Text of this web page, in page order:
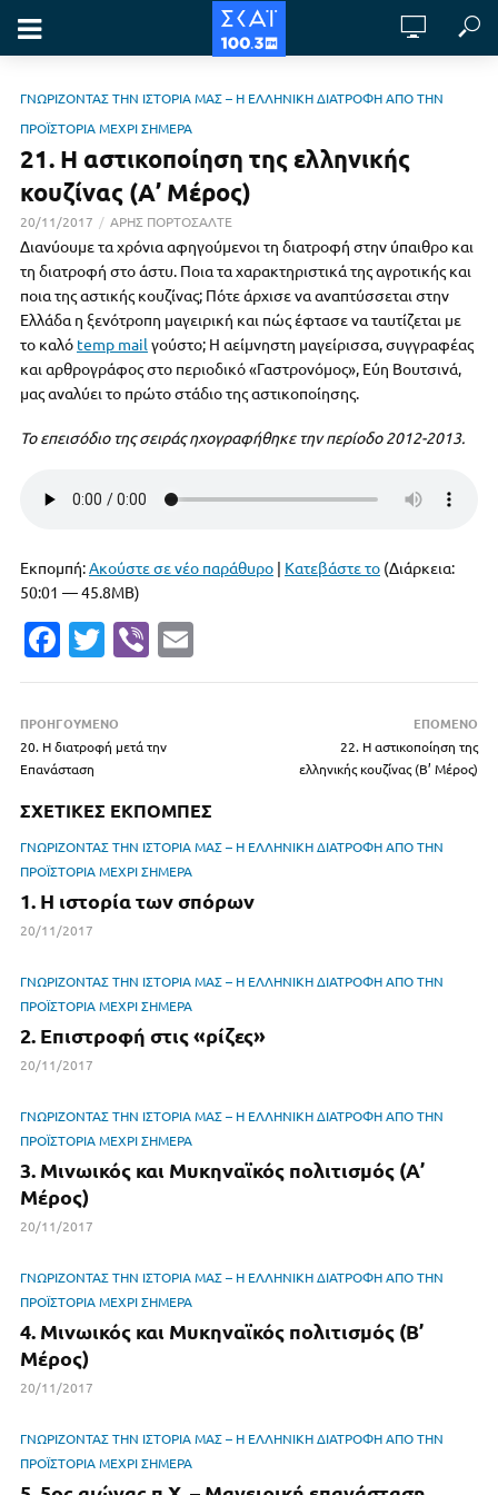
ΓΝΩΡΙΖΟΝΤΑΣ ΤΗΝ ΙΣΤΟΡΙΑ ΜΑΣ – Η ΕΛΛΗΝΙΚΗ ΔΙΑΤΡΟΦΗ ΑΠΟ ΤΗΝ
ΠΡΟΪΣΤΟΡΙΑ ΜΕΧΡΙ ΣΗΜΕΡΑ
21. Η αστικοποίηση της ελληνικής
κουζίνας (Α’ Μέρος)
20/11/2017 ΑΡΗΣ ΠΟΡΤΟΣΑΛΤΕ
Διανύουμε τα χρόνια αφηγούμενοι τη διατροφή στην ύπαιθρο και
τη διατροφή στο άστυ. Ποια τα χαρακτηριστικά της αγροτικής και
ποια της αστικής κουζίνας; Πότε άρχισε να αναπτύσσεται στην
Ελλάδα η ξενότροπη μαγειρική και πώς έφτασε να ταυτίζεται με
το καλό temp mail γούστο; Η αείμνηστη μαγείρισσα, συγγραφέας
και αρθρογράφος στο περιοδικό «Γαστρονόμος», Εύη Βουτσινά,
μας αναλύει το πρώτο στάδιο της αστικοποίησης.
Το επεισόδιο της σειράς ηχογραφήθηκε την περίοδο 2012-2013.
Εκπομπή:Ακούστε σε νέο παράθυρο | Κατεβάστε το (Διάρκεια:
50:01 — 45.8MB)
Fa
c
e
b
o
o
k
T
w
it
te
Vi
b m
ΠΡΟΗΓΟΥΜΕΝΟ
20. Η διατροφή μετά την
Επανάσταση
ΕΠΟΜΕΝΟ
22. Η αστικοποίηση της
ελληνικής κουζίνας (Β’ Μέρος)
ΣΧΕΤΙΚΕΣ ΕΚΠΟΜΠΕΣ
ΓΝΩΡΙΖΟΝΤΑΣ ΤΗΝ ΙΣΤΟΡΙΑ ΜΑΣ – Η ΕΛΛΗΝΙΚΗ ΔΙΑΤΡΟΦΗ ΑΠΟ ΤΗΝ
ΠΡΟΪΣΤΟΡΙΑ ΜΕΧΡΙ ΣΗΜΕΡΑ
1. Η ιστορία των σπόρων
20/11/2017
ΓΝΩΡΙΖΟΝΤΑΣ ΤΗΝ ΙΣΤΟΡΙΑ ΜΑΣ – Η ΕΛΛΗΝΙΚΗ ΔΙΑΤΡΟΦΗ ΑΠΟ ΤΗΝ
ΠΡΟΪΣΤΟΡΙΑ ΜΕΧΡΙ ΣΗΜΕΡΑ
2. Επιστροφή στις «ρίζες»
20/11/2017
ΓΝΩΡΙΖΟΝΤΑΣ ΤΗΝ ΙΣΤΟΡΙΑ ΜΑΣ – Η ΕΛΛΗΝΙΚΗ ΔΙΑΤΡΟΦΗ ΑΠΟ ΤΗΝ
ΠΡΟΪΣΤΟΡΙΑ ΜΕΧΡΙ ΣΗΜΕΡΑ
3. Μινωικός και Μυκηναϊκός πολιτισμός (Α’
Μέρος)
20/11/2017
ΓΝΩΡΙΖΟΝΤΑΣ ΤΗΝ ΙΣΤΟΡΙΑ ΜΑΣ – Η ΕΛΛΗΝΙΚΗ ΔΙΑΤΡΟΦΗ ΑΠΟ ΤΗΝ
ΠΡΟΪΣΤΟΡΙΑ ΜΕΧΡΙ ΣΗΜΕΡΑ
4. Μινωικός και Μυκηναϊκός πολιτισμός (Β’
Μέρος)
20/11/2017
ΓΝΩΡΙΖΟΝΤΑΣ ΤΗΝ ΙΣΤΟΡΙΑ ΜΑΣ – Η ΕΛΛΗΝΙΚΗ ΔΙΑΤΡΟΦΗ ΑΠΟ ΤΗΝ
ΠΡΟΪΣΤΟΡΙΑ ΜΕΧΡΙ ΣΗΜΕΡΑ